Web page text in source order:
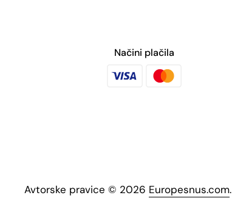
Načini plačila
Avtorske pravice © 2026 Europesnus.com.